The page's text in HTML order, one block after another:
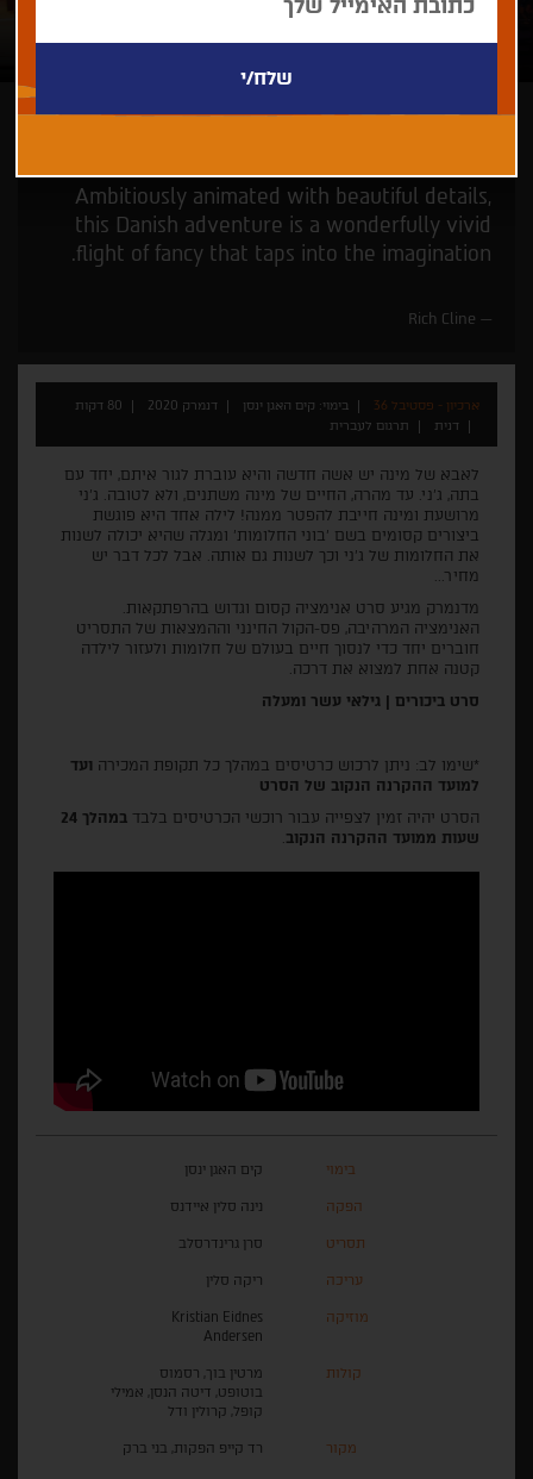
Ambitiously animated with beautiful details,
this Danish adventure is a wonderfully vivid
flight of fancy that taps into the imagination.
Rich Cline
ארכיון - פסטיבל 36 בימוי: קים האגן ינסן דנמרק 2020
80 דקות
דנית
תרגום לעברית
לאבא של מינה יש אשה חדשה והיא עוברת לגור איתם, יחד עם
בתה, ג'ני. עד מהרה, החיים של מינה משתנים, ולא לטובה. ג'ני
מרושעת ומינה חייבת להפטר ממנה! לילה אחד היא פוגשת
ביצורים קסומים בשם 'בוני החלומות' ומגלה שהיא יכולה לשנות
את החלומות של ג'ני וכך לשנות גם אותה. אבל לכל דבר יש
מחיר...
מדנמרק מגיע סרט אנימציה קסום וגדוש בהרפתקאות.
האנימציה המרהיבה, פס-הקול החינני וההמצאות של התסריט
חוברים יחד כדי לנסוך חיים בעולם של חלומות ולעזור לילדה
קטנה אחת למצוא את דרכה.
סרט ביכורים | גילאי עשר ומעלה
*שימו לב: ניתן לרכוש כרטיסים במהלך כל תקופת המכירה ועד
למועד ההקרנה הנקוב של הסרט
הסרט יהיה זמין לצפייה עבור רוכשי הכרטיסים בלבד
במהלך 24
שעות ממועד ההקרנה הנקוב
בימוי קים האגן ינסן
הפקה נינה סלין איידנס
תסריט סרן גרינדרסלב
עריכה ריקה סלין
מוזיקה
Kristian Eidnes
Andersen
קולות
מרטין בוך, רסמוס
בוטופט, דיטה הנסן, אמילי
קופל, קרולין ודל
מקור רד קייפ הפקות, בני ברק